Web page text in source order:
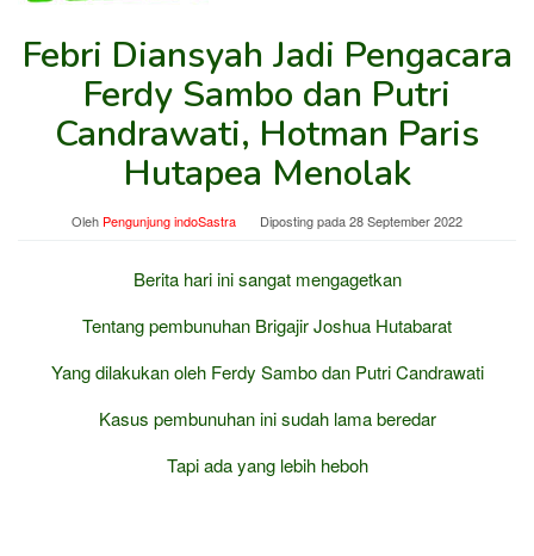
Febri Diansyah Jadi Pengacara
Ferdy Sambo dan Putri
Candrawati, Hotman Paris
Hutapea Menolak
Oleh Pengunjung indoSastra Diposting pada28 September 2022
Berita hari ini sangat mengagetkan
Tentang pembunuhan Brigajir Joshua Hutabarat
Yang dilakukan oleh Ferdy Sambo dan Putri Candrawati
Kasus pembunuhan ini sudah lama beredar
Tapi ada yang lebih heboh